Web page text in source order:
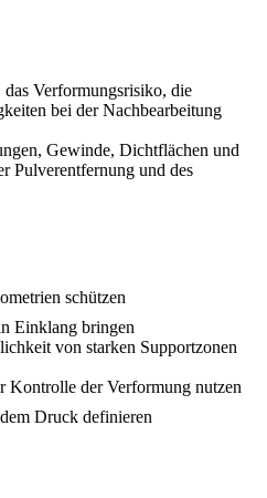
Verformungsrisiko, die
bei der Nachbearbeitung
Gewinde, Dichtflächen und
Pulverentfernung und des
schützen
Einklang bringen
von starken Supportzonen
Kontrolle der Verformung nutzen
Druck definieren